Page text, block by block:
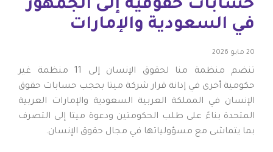
حسابات حقوقية إلى الجمهور
في السعودية والإمارات
20 مايو 2026
تنضم منظمة منا لحقوق الإنسان إلى 11 منظمة غير
حكومية أخرى في إدانة قرار شركة ميتا بحجب حسابات حقوق
الإنسان في المملكة العربية السعودية والإمارات العربية
المتحدة بناءً على طلب الحكومتين ودعوة ميتا إلى التصرف
بما يتماشى مع مسؤولياتها في مجال حقوق الإنسان.